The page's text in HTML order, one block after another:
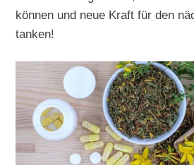
können und neue Kraft für den
tanken!